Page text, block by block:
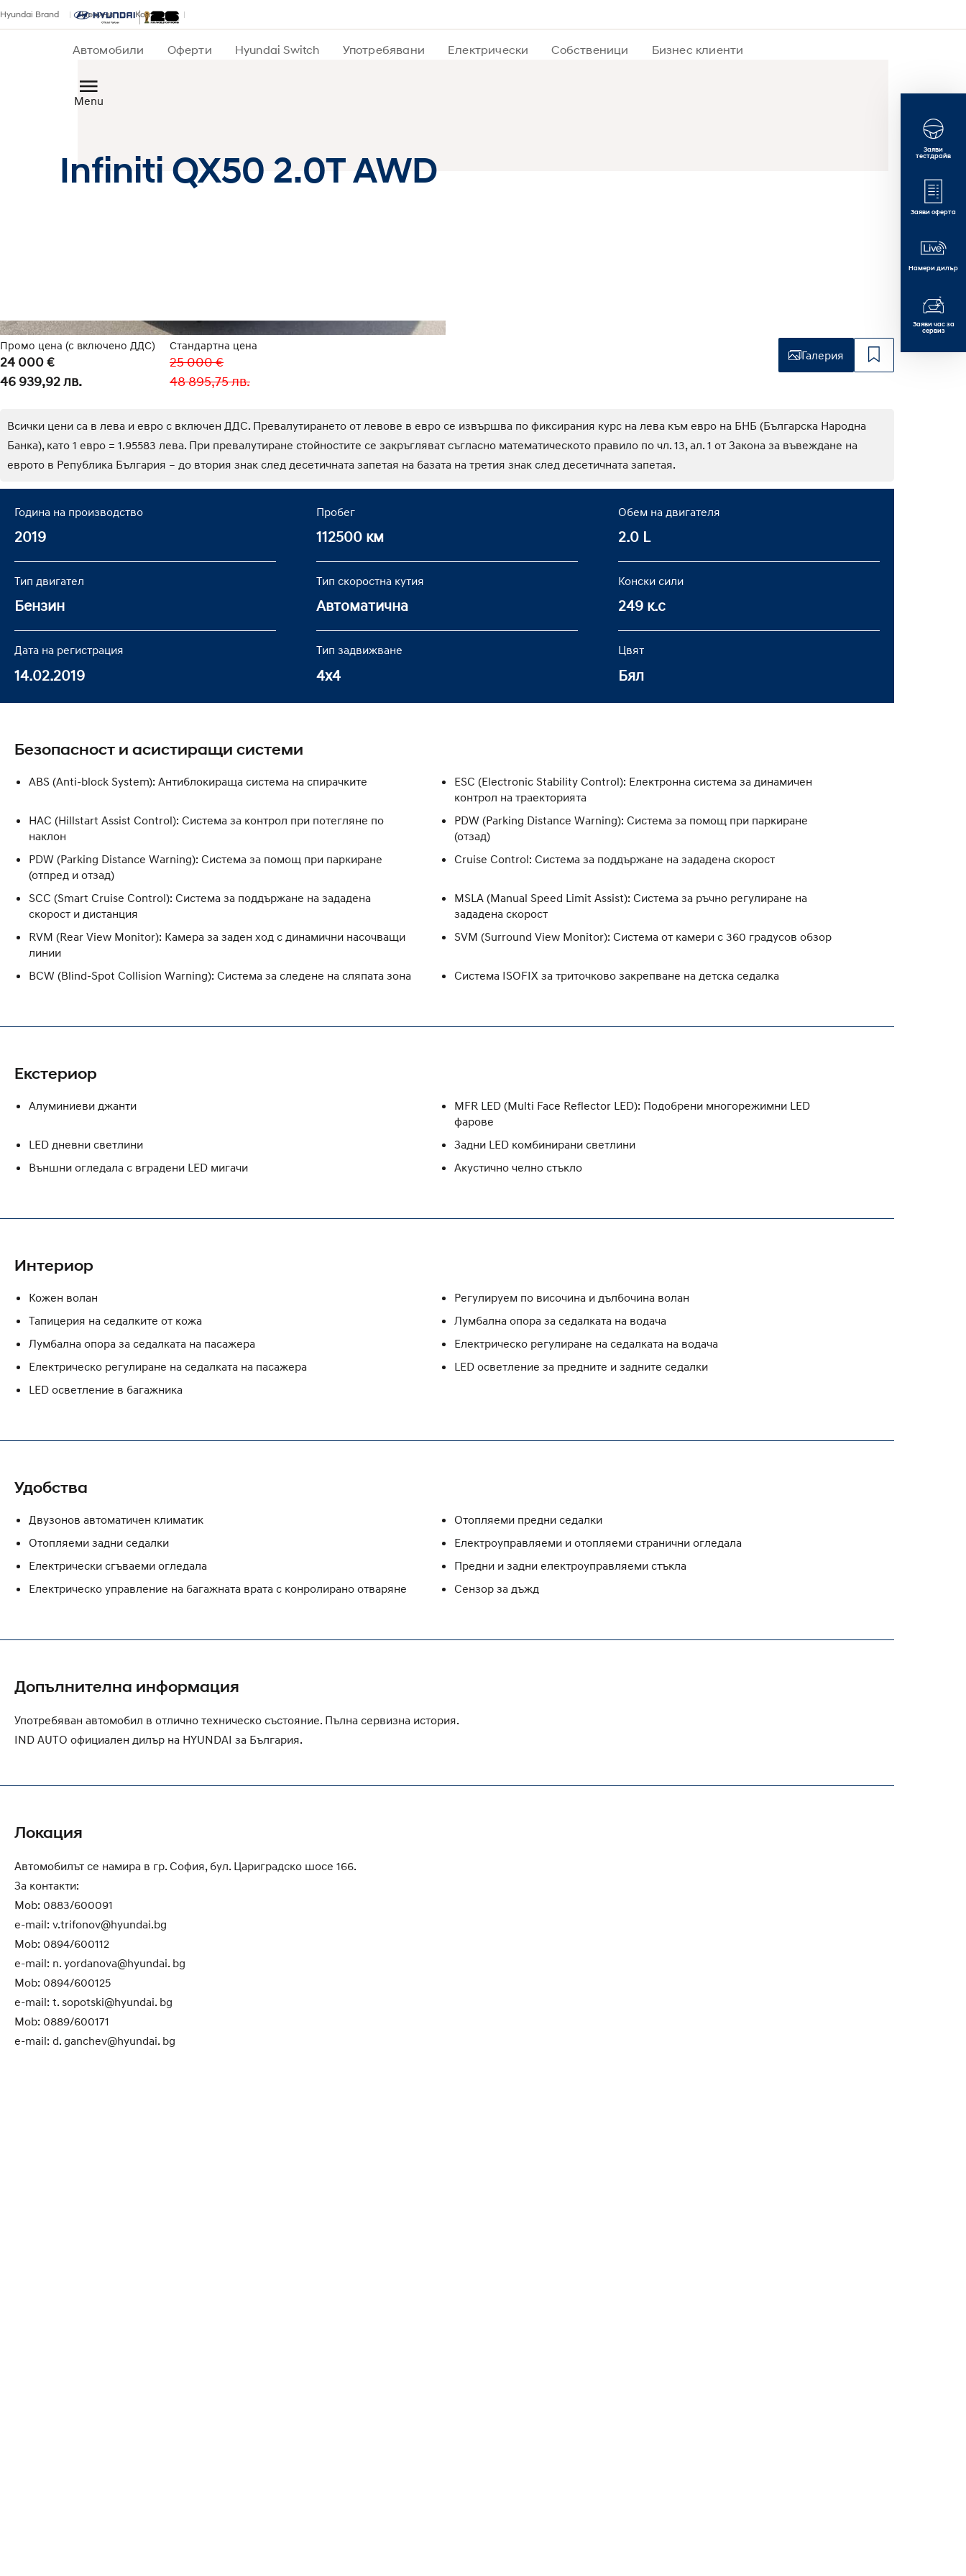
Hyundai Brand Новини Контакти
Автомобили Оферти Hyundai Switch Употребявани Електрически Собственици Бизнес клиенти
Menu
Infiniti QX50 2.0T AWD
Промо цена (с включено ДДС)
24 000 €
46 939,92 лв.
Стандартна цена
25 000 €
48 895,75 лв.
Галерия
Всички цени са в лева и евро с включен ДДС. Превалутирането от левове в евро се извършва по фиксирания курс на лева към евро на БНБ (Българска Народна
Банка), като 1 евро = 1.95583 лева. При превалутиране стойностите се закръгляват съгласно математическото правило по чл. 13, ал. 1 от Закона за въвеждане на
еврото в Република България – до втория знак след десетичната запетая на базата на третия знак след десетичната запетая.
Година на производство
2019
Пробег
112500 км
Обем на двигателя
2.0 L
Тип двигател
Бензин
Тип скоростна кутия
Автоматична
Конски сили
249 к.с
Дата на регистрация
14.02.2019
Тип задвижване
4x4
Цвят
Бял
Безопасност и асистиращи системи
ABS (Anti-block System): Антиблокираща система на спирачките
ESC (Electronic Stability Control): Eлектронна система за динамичен
контрол на траекторията
HAC (Hillstart Assist Control): Система за контрол при потегляне по
наклон
PDW (Parking Distance Warning): Система за помощ при паркиране
(отзад)
PDW (Parking Distance Warning): Система за помощ при паркиране
(отпред и отзад)
Cruise Control: Система за поддържане на зададена скорост
SCC (Smart Cruise Control): Система за поддържане на зададена
скорост и дистанция
MSLA (Manual Speed Limit Assist): Система за ръчно регулиране на
зададена скорост
RVM (Rear View Monitor): Камера за заден ход с динамични насочващи
линии
SVM (Surround View Monitor): Система от камери с 360 градусов обзор
BCW (Blind-Spot Collision Warning): Система за следене на сляпата зона Система ISOFIX за триточково закрепване на детска седалка
Екстериор
Алуминиеви джанти
MFR LED (Multi Face Reflector LED): Подобрени многорежимни LED
фарове
LED дневни светлини
Задни LED комбинирани светлини
Външни огледала с вградени LED мигачи
Акустично челно стъкло
Интериор
Кожен волан
Регулируем по височина и дълбочина волан
Тапицерия на седалките от кожа
Лумбална опора за седалката на водача
Лумбална опора за седалката на пасажера
Eлектрическо регулиране на седалката на водача
Eлектрическо регулиране на седалката на пасажера
LED осветление за предните и задните седалки
LED осветление в багажника
Удобства
Двузонов автоматичен климатик
Отопляеми предни седалки
Отопляеми задни седалки
Електроуправляеми и отопляеми странични огледала
Електрически сгъваеми огледала
Предни и задни електроуправляеми стъкла
Електрическо управление на багажната врата с конролирано отваряне
Сензор за дъжд
Допълнителна информация
Употребяван автомобил в отлично техническо състояние. Пълна сервизна история.
IND AUTO официален дилър на HYUNDAI за България.
Локация
Автомобилът се намира в гр. София, бул. Цариградско шосе 166.
За контакти:
Mob: 0883/600091
e-mail: v.trifonov@hyundai.bg
Mob: 0894/600112
e-mail: n. yordanova@hyundai. bg
Mob: 0894/600125
e-mail: t. sopotski@hyundai. bg
Mob: 0889/600171
e-mail: d. ganchev@hyundai. bg
Заяви
тестдрайв
Заяви оферта
Намери дилър
Заяви час за
сервиз